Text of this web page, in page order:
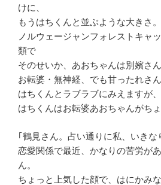
けに、
もうはちくんと並ぶような大きさ。
ノルウェージャンフォレストキャ
類で
そのせいか、あおちゃんは別嬪さ
お転婆・無神経、でも甘ったれさん
はちくんとラブラブにみえますが、
はちくんはお転婆あおちゃんがち
｢鶴見さん。占い通りに私、いきな
恋愛関係で最近、かなりの苦労が
ん。
ちょっと上気した顔で、はにかみな